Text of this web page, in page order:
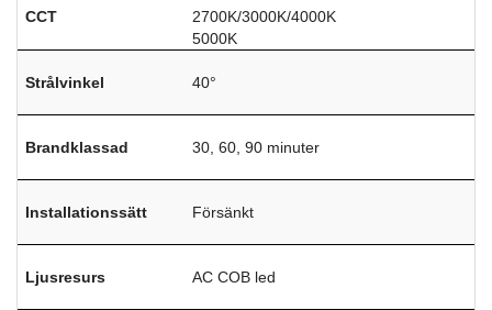
CCT
2700K/3000K/4000K
5000K
Strålvinkel 40°
Brandklassad 30, 60, 90 minuter
Installationssätt Försänkt
Ljusresurs AC COB led